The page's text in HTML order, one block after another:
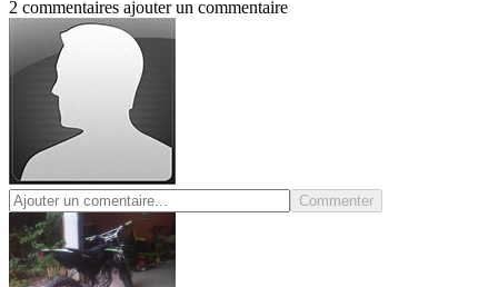
2 commentaires ajouter un commentaire
Commenter